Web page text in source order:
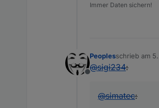
Immer Daten sichern!
Offline
Peoplesschrieb am
zuletzt
@sigi234:
@simatec: